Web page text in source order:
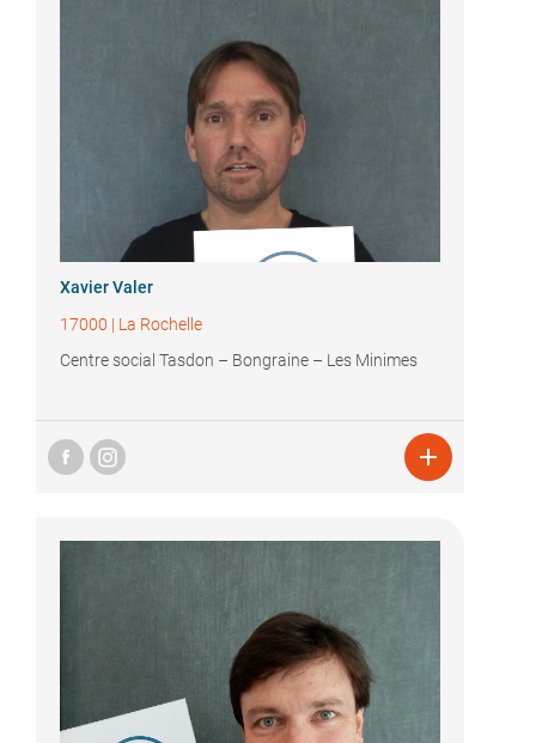
Xavier Valer
17000 | La Rochelle
Centre social Tasdon – Bongraine – Les Minimes
